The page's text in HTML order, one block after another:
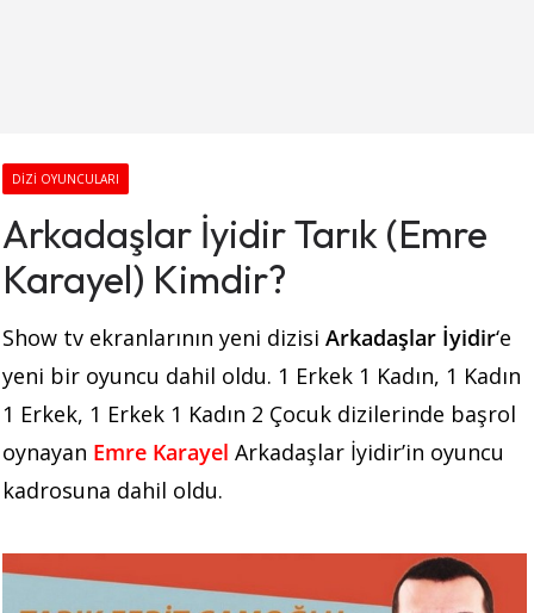
DIZI OYUNCULARI
Arkadaşlar İyidir Tarık (Emre
Karayel) Kimdir?
Show tv ekranlarının yeni dizisi Arkadaşlar İyidir‘e
yeni bir oyuncu dahil oldu. 1 Erkek 1 Kadın, 1 Kadın
1 Erkek, 1 Erkek 1 Kadın 2 Çocuk dizilerinde başrol
oynayan Emre Karayel Arkadaşlar İyidir’in oyuncu
kadrosuna dahil oldu.